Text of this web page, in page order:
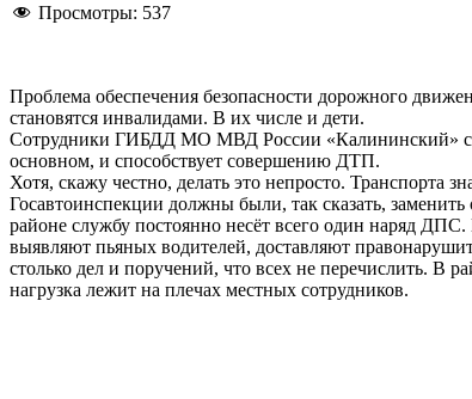
Просмотры: 537
Проблема обеспечения безопасности дорожного
становятся инвалидами. В их числе и дети.
Сотрудники ГИБДД МО МВД России «Калининский»
основном, и способствует совершению ДТП.
Хотя, скажу честно, делать это непросто.
Госавтоинспекции должны были, так сказать,
районе службу постоянно несёт всего один наряд
выявляют пьяных водителей, доставляют
столько дел и поручений, что всех не перечислить. В
нагрузка лежит на плечах местных сотрудников.